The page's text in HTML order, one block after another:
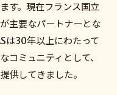
す。現在フランス国立
主要なパートナーとな
は30年以上にわたって
コミュニティとして、
供してきました。